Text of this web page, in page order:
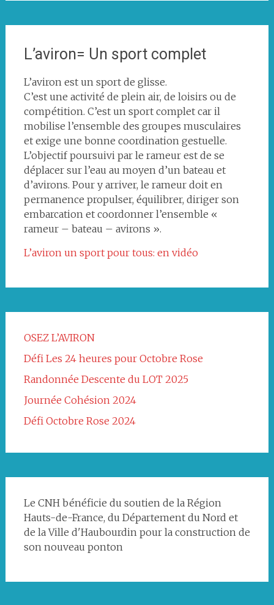
L’aviron= Un sport complet
L’aviron est un sport de glisse.
C’est une activité de plein air, de loisirs ou de
compétition. C’est un sport complet car il
mobilise l’ensemble des groupes musculaires
et exige une bonne coordination gestuelle.
L’objectif poursuivi par le rameur est de se
déplacer sur l’eau au moyen d’un bateau et
d’avirons. Pour y arriver, le rameur doit en
permanence propulser, équilibrer, diriger son
embarcation et coordonner l’ensemble «
rameur – bateau – avirons ».
L’aviron un sport pour tous: en vidéo
OSEZ L’AVIRON
Défi Les 24 heures pour Octobre Rose
Randonnée Descente du LOT 2025
Journée Cohésion 2024
Défi Octobre Rose 2024
Le CNH bénéficie du soutien de la Région
Hauts-de-France, du Département du Nord et
de la Ville d'Haubourdin pour la construction de
son nouveau ponton